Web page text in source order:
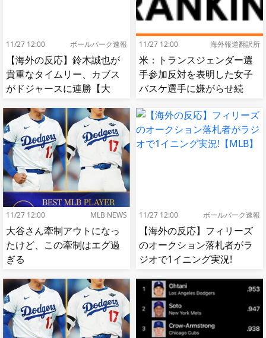
11/27 12:00 ボールパーク速報
【海外の反応】鈴木誠也が
貴重なタイムリー、カブス
がドジャースに連勝【大
11/27 12:00 海外報道翻訳所
米：トランスジェンダー選
手参加反対を表明した女子
バスケ選手に嫌がらせ続
肘鉄を顔面に食らう[海外の
反応]
11/27 12:00 MLB NEWS
大谷さん牽制アウトになっ
たけど、この牽制はエグ過
ぎる
11/27 12:00 ボールパーク速報
【海外の反応】フィリーズ
のオークション落札者がラ
ジオで1イニング実況!